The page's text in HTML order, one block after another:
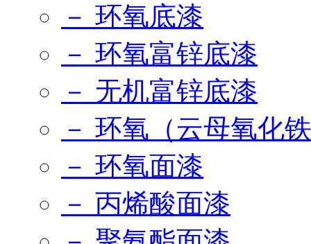
－ 环氧底漆
－ 环氧富锌底漆
－ 无机富锌底漆
－ 环氧（云母氧化
－ 环氧面漆
－ 丙烯酸面漆